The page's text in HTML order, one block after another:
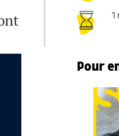
1
Pour